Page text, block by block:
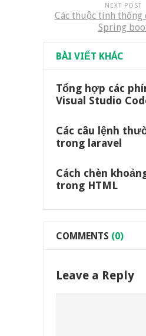
NEXT POST
Các thuộc tính
Spring
BÀI VIẾT KHÁC
Tổng hợp các
Visual Studio
Các câu lệnh
trong laravel
Cách chèn
trong HTML
COMMENTS (0)
Leave a Reply